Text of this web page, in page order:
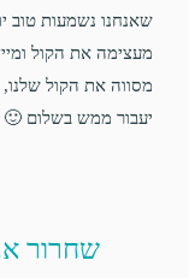
שאנחנו נשמעות טוב
מעצימה את הקול
מסווה את הקול
יעבור ממש בשלום 🙂
שחרור